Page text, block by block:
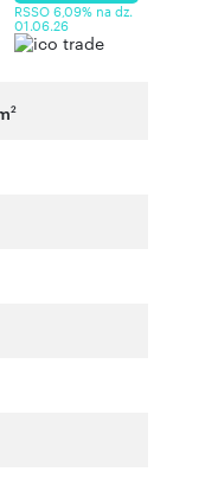
RSSO 6,09% na dz.
01.06.26
2